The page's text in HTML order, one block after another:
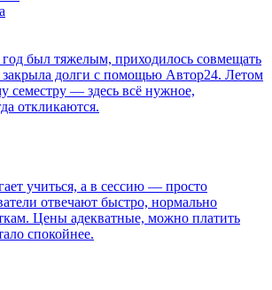
был тяжелым, приходилось совмещать
закрыла долги с помощью Автор24. Летом
семестру — здесь всё нужное,
откликаются.
учиться, а в сессию — просто
отвечают быстро, нормально
Цены адекватные, можно платить
спокойнее.